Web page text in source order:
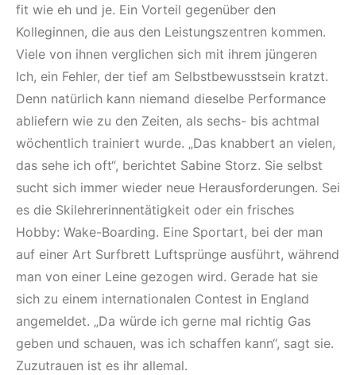
fit wie eh und je. Ein Vorteil gegenüber den
Kolleginnen, die aus den Leistungszentren kommen.
Viele von ihnen verglichen sich mit ihrem jüngeren
Ich, ein Fehler, der tief am Selbstbewusstsein kratzt.
Denn natürlich kann niemand dieselbe Performance
abliefern wie zu den Zeiten, als sechs- bis achtmal
wöchentlich trainiert wurde. „Das knabbert an vielen,
das sehe ich oft“, berichtet Sabine Storz. Sie selbst
sucht sich immer wieder neue Herausforderungen. Sei
es die Skilehrerinnentätigkeit oder ein frisches
Hobby: Wake-Boarding. Eine Sportart, bei der man
auf einer Art Surfbrett Luftsprünge ausführt, während
man von einer Leine gezogen wird. Gerade hat sie
sich zu einem internationalen Contest in England
angemeldet. „Da würde ich gerne mal richtig Gas
geben und schauen, was ich schaffen kann“, sagt sie.
Zuzutrauen ist es ihr allemal.